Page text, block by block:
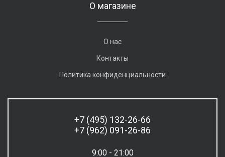
О магазине
О нас
Контакты
Политика конфиденциальности
+7 (495) 132-26-66
+7 (962) 091-26-86
9:00 - 21:00